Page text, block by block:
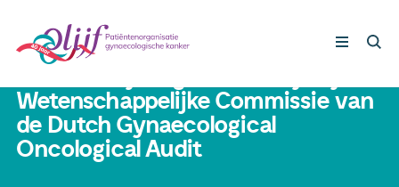
Gynaecologische kankers
23 augustus 2024
Wetenschappelijke Commissie van
de Dutch Gynaecological
Oncological Audit